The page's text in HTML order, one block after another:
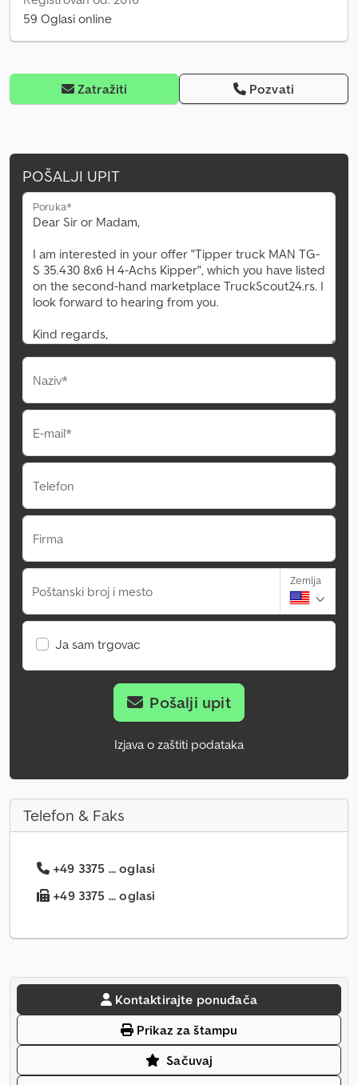
59 Oglasi online
Zatražiti Pozvati
POŠALJI UPIT
Poruka*
Naziv*
E-mail*
Telefon
Firma
Poštanski broj i mesto
Zemlja
Ja sam trgovac
Pošalji upit
Izjava o zaštiti podataka
Telefon & Faks
+49 3375 ... oglasi
+49 3375 ... oglasi
Kontaktirajte ponuđača
Prikaz za štampu
Sačuvaj